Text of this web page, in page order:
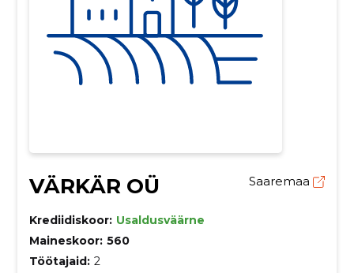
VÄRKÄR OÜ Saaremaa
Krediidiskoor: Usaldusväärne
Maineskoor: 560
Töötajaid: 2